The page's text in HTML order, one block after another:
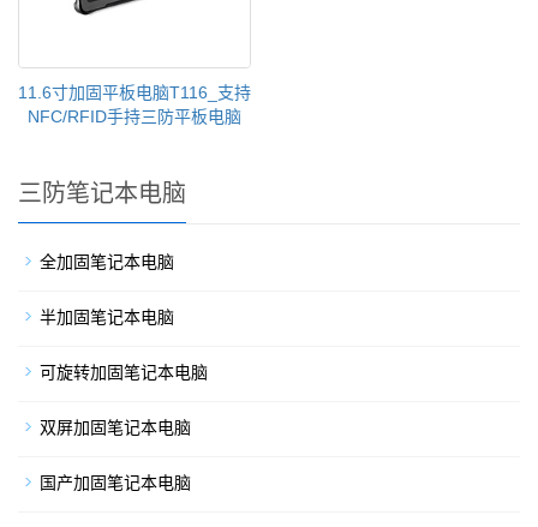
11.6寸加固平板电脑T116_支持
NFC/RFID手持三防平板电脑
三防笔记本电脑
全加固笔记本电脑
半加固笔记本电脑
可旋转加固笔记本电脑
双屏加固笔记本电脑
国产加固笔记本电脑